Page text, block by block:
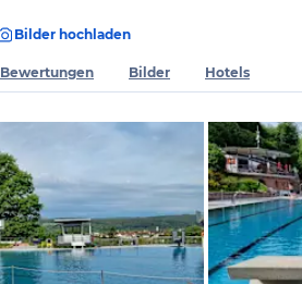
Bilder hochladen
Bewertungen Bilder Hotels